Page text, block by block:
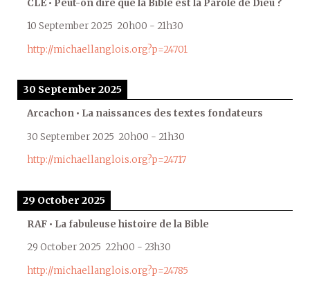
CLE • Peut-on dire que la Bible est la Parole de Dieu ?
10 September 2025 20h00 - 21h30
http://michaellanglois.org?p=24701
30 September 2025
Arcachon • La naissances des textes fondateurs
30 September 2025 20h00 - 21h30
http://michaellanglois.org?p=24717
29 October 2025
RAF • La fabuleuse histoire de la Bible
29 October 2025 22h00 - 23h30
http://michaellanglois.org?p=24785